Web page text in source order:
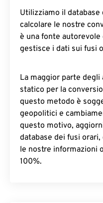
Utilizziamo il database
calcolare le nostre
è una fonte
gestisce i dati sui fusi
La maggior parte
statico per la
questo metodo è
geopolitici e
questo motivo,
database dei fusi
le nostre informazioni
100%.